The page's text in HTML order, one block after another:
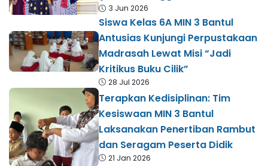
3 Jun 2026
Siswa Kelas 6A MIN 3 Bantul
Antusias Kunjungi Perpustakaan
Madrasah Lewat Misi “Jadi
Kritikus Buku Cilik”
28 Jul 2026
Terapkan Kedisiplinan: Tim
Kesiswaan MIN 3 Bantul
Laksanakan Penertiban Rambut
dan Seragam Peserta Didik
21 Jan 2026